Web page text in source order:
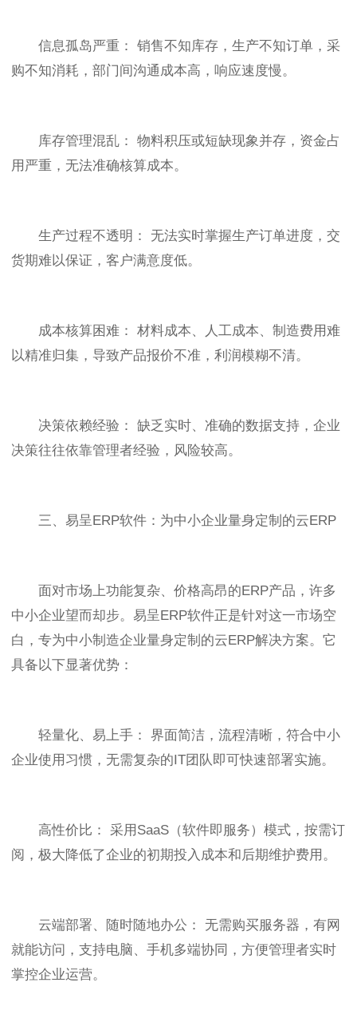
信息孤岛严重： 销售不知库存，生产不知订单，采
购不知消耗，部门间沟通成本高，响应速度慢。
库存管理混乱： 物料积压或短缺现象并存，资金占
用严重，无法准确核算成本。
生产过程不透明： 无法实时掌握生产订单进度，交
货期难以保证，客户满意度低。
成本核算困难： 材料成本、人工成本、制造费用难
以精准归集，导致产品报价不准，利润模糊不清。
决策依赖经验： 缺乏实时、准确的数据支持，企业
决策往往依靠管理者经验，风险较高。
三、易呈ERP软件：为中小企业量身定制的云ERP
面对市场上功能复杂、价格高昂的ERP产品，许多
中小企业望而却步。易呈ERP软件正是针对这一市场空
白，专为中小制造企业量身定制的云ERP解决方案。它
具备以下显著优势：
轻量化、易上手： 界面简洁，流程清晰，符合中小
企业使用习惯，无需复杂的IT团队即可快速部署实施。
高性价比： 采用SaaS（软件即服务）模式，按需订
阅，极大降低了企业的初期投入成本和后期维护费用。
云端部署、随时随地办公： 无需购买服务器，有网
就能访问，支持电脑、手机多端协同，方便管理者实时
掌控企业运营。